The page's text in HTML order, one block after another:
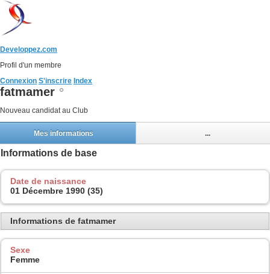
Developpez.com
Profil d'un membre
Connexion S'inscrire Index
fatmamer
Nouveau candidat au Club
Mes informations ...
Informations de base
Date de naissance
01 Décembre 1990 (35)
Informations de fatmamer
Sexe
Femme